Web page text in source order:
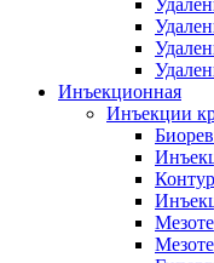
Инъекционная
Инъекции